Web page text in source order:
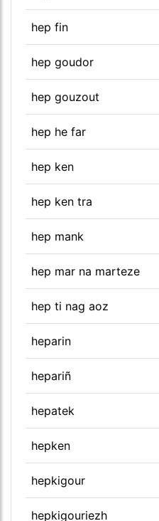
hep fin
hep goudor
hep gouzout
hep he far
hep ken
hep ken tra
hep mank
hep mar na marteze
hep ti nag aoz
heparin
hepariñ
hepatek
hepken
hepkigour
hepkigouriezh